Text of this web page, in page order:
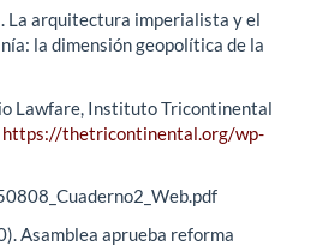
La arquitectura imperialista y el
la dimensión geopolítica de la
Lawfare, Instituto Tricontinental
https://thetricontinental.org/wp-
Asamblea aprueba reforma